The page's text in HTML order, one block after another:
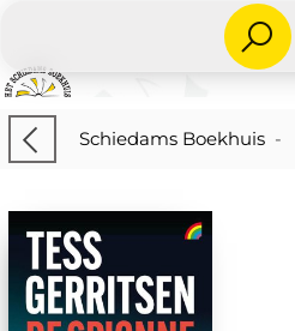
Schiedams Boekhuis-